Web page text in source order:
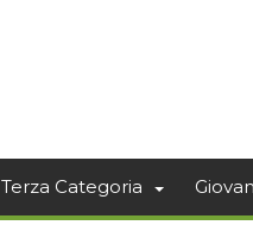
Terza Categoria